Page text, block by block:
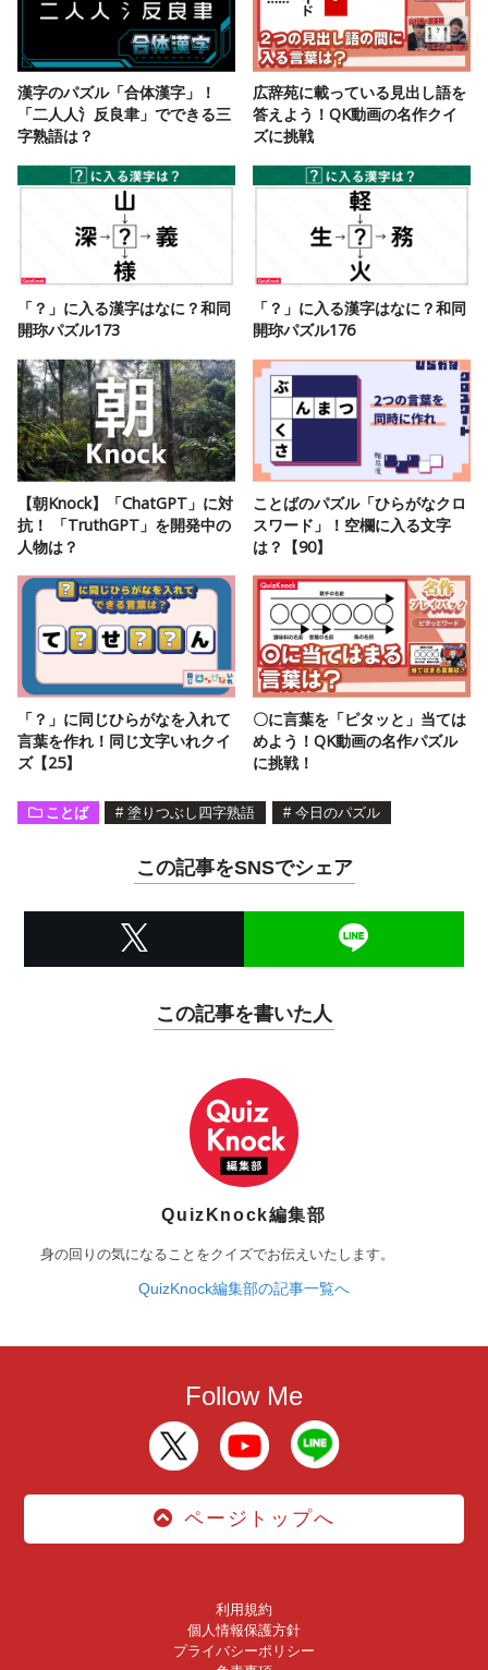
漢字のパズル「合体漢字」！
「二人人氵反良聿」でできる三
字熟語は？
広辞苑に載っている見出し語を
答えよう！QK動画の名作クイ
ズに挑戦
「？」に入る漢字はなに？和同
開珎パズル173
「？」に入る漢字はなに？和同
開珎パズル176
【朝Knock】「ChatGPT」に対
抗！ 「TruthGPT」を開発中の
人物は？
ことばのパズル「ひらがなクロ
スワード」！空欄に入る文字
は？【90】
「？」に同じひらがなを入れて
言葉を作れ！同じ文字いれクイ
ズ【25】
〇に言葉を「ピタッと」当ては
めよう！QK動画の名作パズル
に挑戦！
ことば # 塗りつぶし四字熟語 # 今日のパズル
この記事をSNSでシェア
この記事を書いた人
QuizKnock編集部
身の回りの気になることをクイズでお伝えいたします。
QuizKnock編集部の記事一覧へ
Follow Me
ページトップへ
利用規約
個人情報保護方針
プライバシーポリシー